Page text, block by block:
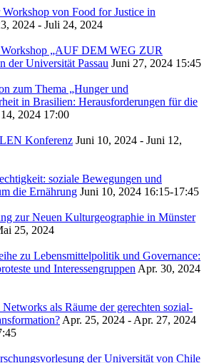
von Food for Justice in
2024 - Juli 24, 2024
„AUF DEM WEG ZUR
der Universität Passau Juni 27, 2024 15:45
zum Thema „Hunger und
in Brasilien: Herausforderungen für die
2024 17:00
Konferenz Juni 10, 2024 - Juni 12,
soziale Bewegungen und
die Ernährung Juni 10, 2024 16:15-17:45
zur Neuen Kulturgeographie in Münster
25, 2024
zu Lebensmittelpolitik und Governance:
und Interessengruppen Apr. 30, 2024
als Räume der gerechten sozial-
Apr. 25, 2024 - Apr. 27, 2024
der Universität von Chile